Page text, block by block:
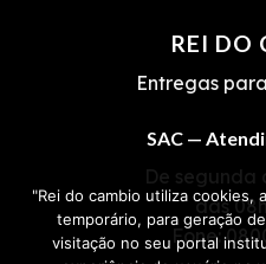
REI DO
Entregas
SAC —
De segunda
das
Fone:
"Rei do cambio utiliza cookies,
temporário, para geração
visitação no seu portal